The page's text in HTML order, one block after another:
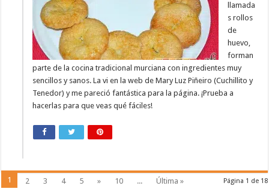
llamada
s rollos
de
huevo,
forman
parte de la cocina tradicional murciana con ingredientes muy
sencillos y sanos. La vi en la web de Mary Luz Piñeiro (Cuchillito y
Tenedor) y me pareció fantástica para la página. ¡Prueba a
hacerlas para que veas qué fáciles!
Página 1 de 18
1 2 3 4 5 » 10 ... Última »